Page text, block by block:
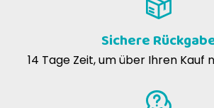
Sichere
14 Tage Zeit, um über Ihren Kauf